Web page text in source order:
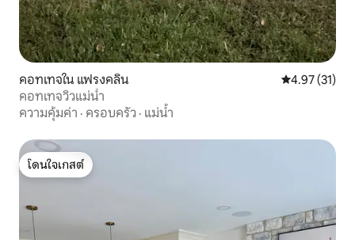
คอทเทจใน แฟรงคลิน คะแนนเฉลี่ย
4.97 (31)
คอทเทจวิวแม่น้ำ
ความคุ้มค่า · ครอบครัว · แม่น้ำ
โดนใจเกสต์
โดนใจเกสต์